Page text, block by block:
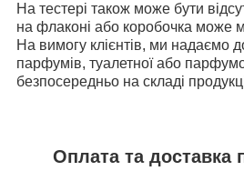
На тестері також може бути
на флаконі або коробочка може
На вимогу клієнтів, ми надаємо
парфумів, туалетної або
безпосередньо на складі
Оплата та доставка